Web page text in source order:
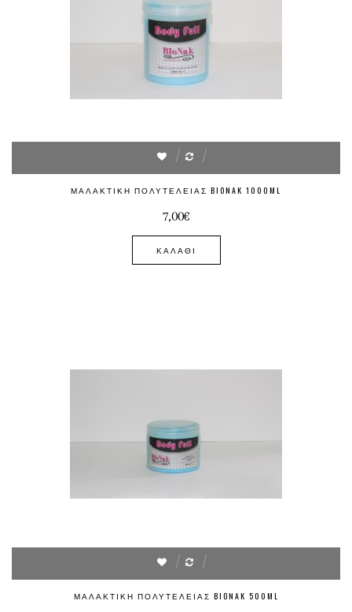
ΜΑΛΑΚΤΙΚΉ ΠΟΛΥΤΕΛΕΊΑΣ BIONAK 1000ML
7,00€
ΚΑΛΆΘΙ
ΜΑΛΑΚΤΙΚΉ ΠΟΛΥΤΕΛΕΊΑΣ BIONAK 500ML